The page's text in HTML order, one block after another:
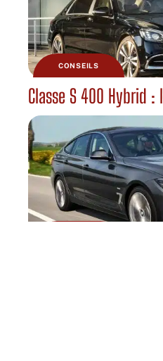
CONSEILS
Classe S 400 Hybrid